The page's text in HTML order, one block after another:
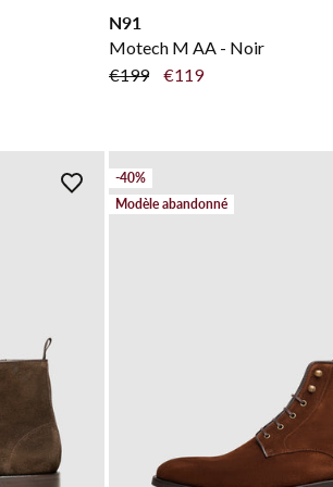
N91
Motech M AA - Noir
€199
€119
-40%
Modèle abandonné